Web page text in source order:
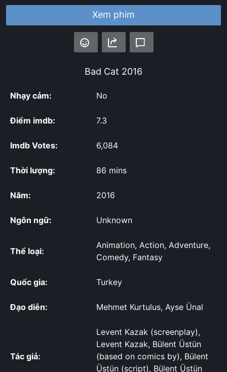
Xem phim
Bad Cat 2016
Nhạy cảm: No
Điểm imdb: 7.3
Imdb Votes: 6,084
Thời lượng: 86 mins
Năm: 2016
Ngôn ngữ: Unknown
Thể loại:
Animation, Action, Adventure,
Comedy, Fantasy
Quốc gia: Turkey
Đạo diễn: Mehmet Kurtulus, Ayse Ünal
Tác giả:
Levent Kazak (screenplay),
Levent Kazak, Bülent Üstün
(based on comics by), Bülent
Üstün (script), Bülent Üstün